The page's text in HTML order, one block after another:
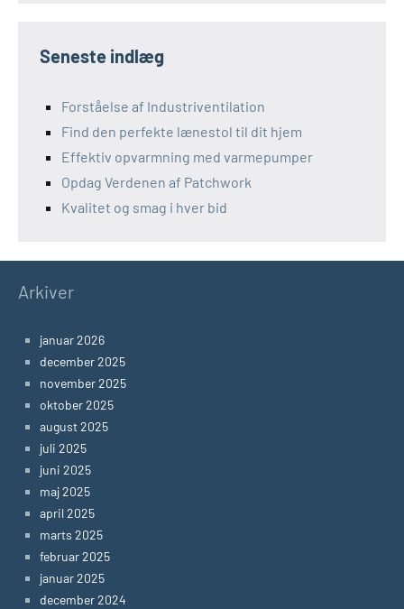
Seneste indlæg
Forståelse af Industriventilation
Find den perfekte lænestol til dit hjem
Effektiv opvarmning med varmepumper
Opdag Verdenen af Patchwork
Kvalitet og smag i hver bid
Arkiver
januar 2026
december 2025
november 2025
oktober 2025
august 2025
juli 2025
juni 2025
maj 2025
april 2025
marts 2025
februar 2025
januar 2025
december 2024